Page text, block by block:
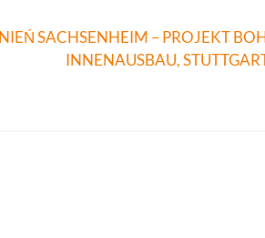
SACHSENHEIM – PROJEKT
INNENAUSBAU,